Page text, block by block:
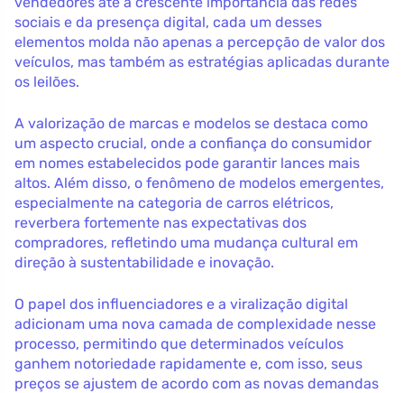
sociais e da presença digital, cada um desses
elementos molda não apenas a percepção de valor dos
veículos, mas também as estratégias aplicadas durante
os leilões.
A valorização de marcas e modelos se destaca como
um aspecto crucial, onde a confiança do consumidor
em nomes estabelecidos pode garantir lances mais
altos. Além disso, o fenômeno de modelos emergentes,
especialmente na categoria de carros elétricos,
reverbera fortemente nas expectativas dos
compradores, refletindo uma mudança cultural em
direção à sustentabilidade e inovação.
O papel dos influenciadores e a viralização digital
adicionam uma nova camada de complexidade nesse
processo, permitindo que determinados veículos
ganhem notoriedade rapidamente e, com isso, seus
preços se ajustem de acordo com as novas demandas